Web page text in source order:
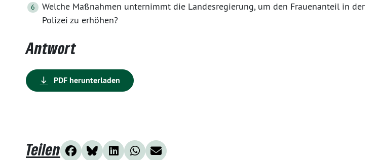
Welche Maßnahmen unternimmt die Landesregierung, um den Frauenanteil in der
Polizei zu erhöhen?
Antwort
PDF herunterladen
Teilen